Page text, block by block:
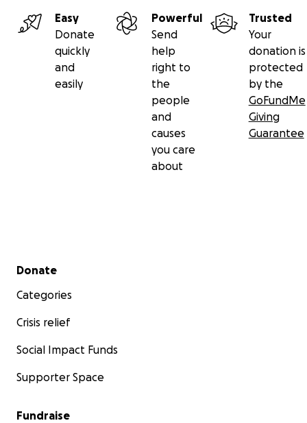
Easy
Donate
quickly
and
easily
Powerful
Send
help
right to
the
people
and
causes
you care
about
Trusted
Your
donation is
protected
by the
GoFundMe
Giving
Guarantee
Secondary menu
Donate
Categories
Crisis relief
Social Impact Funds
Supporter Space
Fundraise